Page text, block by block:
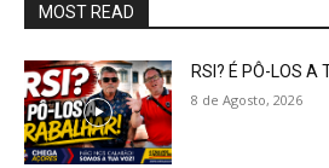
MOST READ
RSI? É PÔ-LOS A
8 de Agosto, 2026